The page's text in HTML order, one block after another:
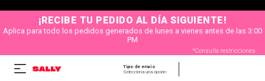
¡RECIBE TU PEDIDO AL DÍA SIGUIENTE!
Aplica para todo los pedidos generados de lunes a vienes antes de las 3:00
*Consulta restricciones
Tipo de envío
Selecciona una opción